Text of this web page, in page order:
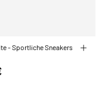
- Sportliche Sneakers